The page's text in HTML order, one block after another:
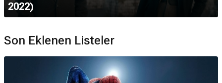
2022)
Son Eklenen Listeler